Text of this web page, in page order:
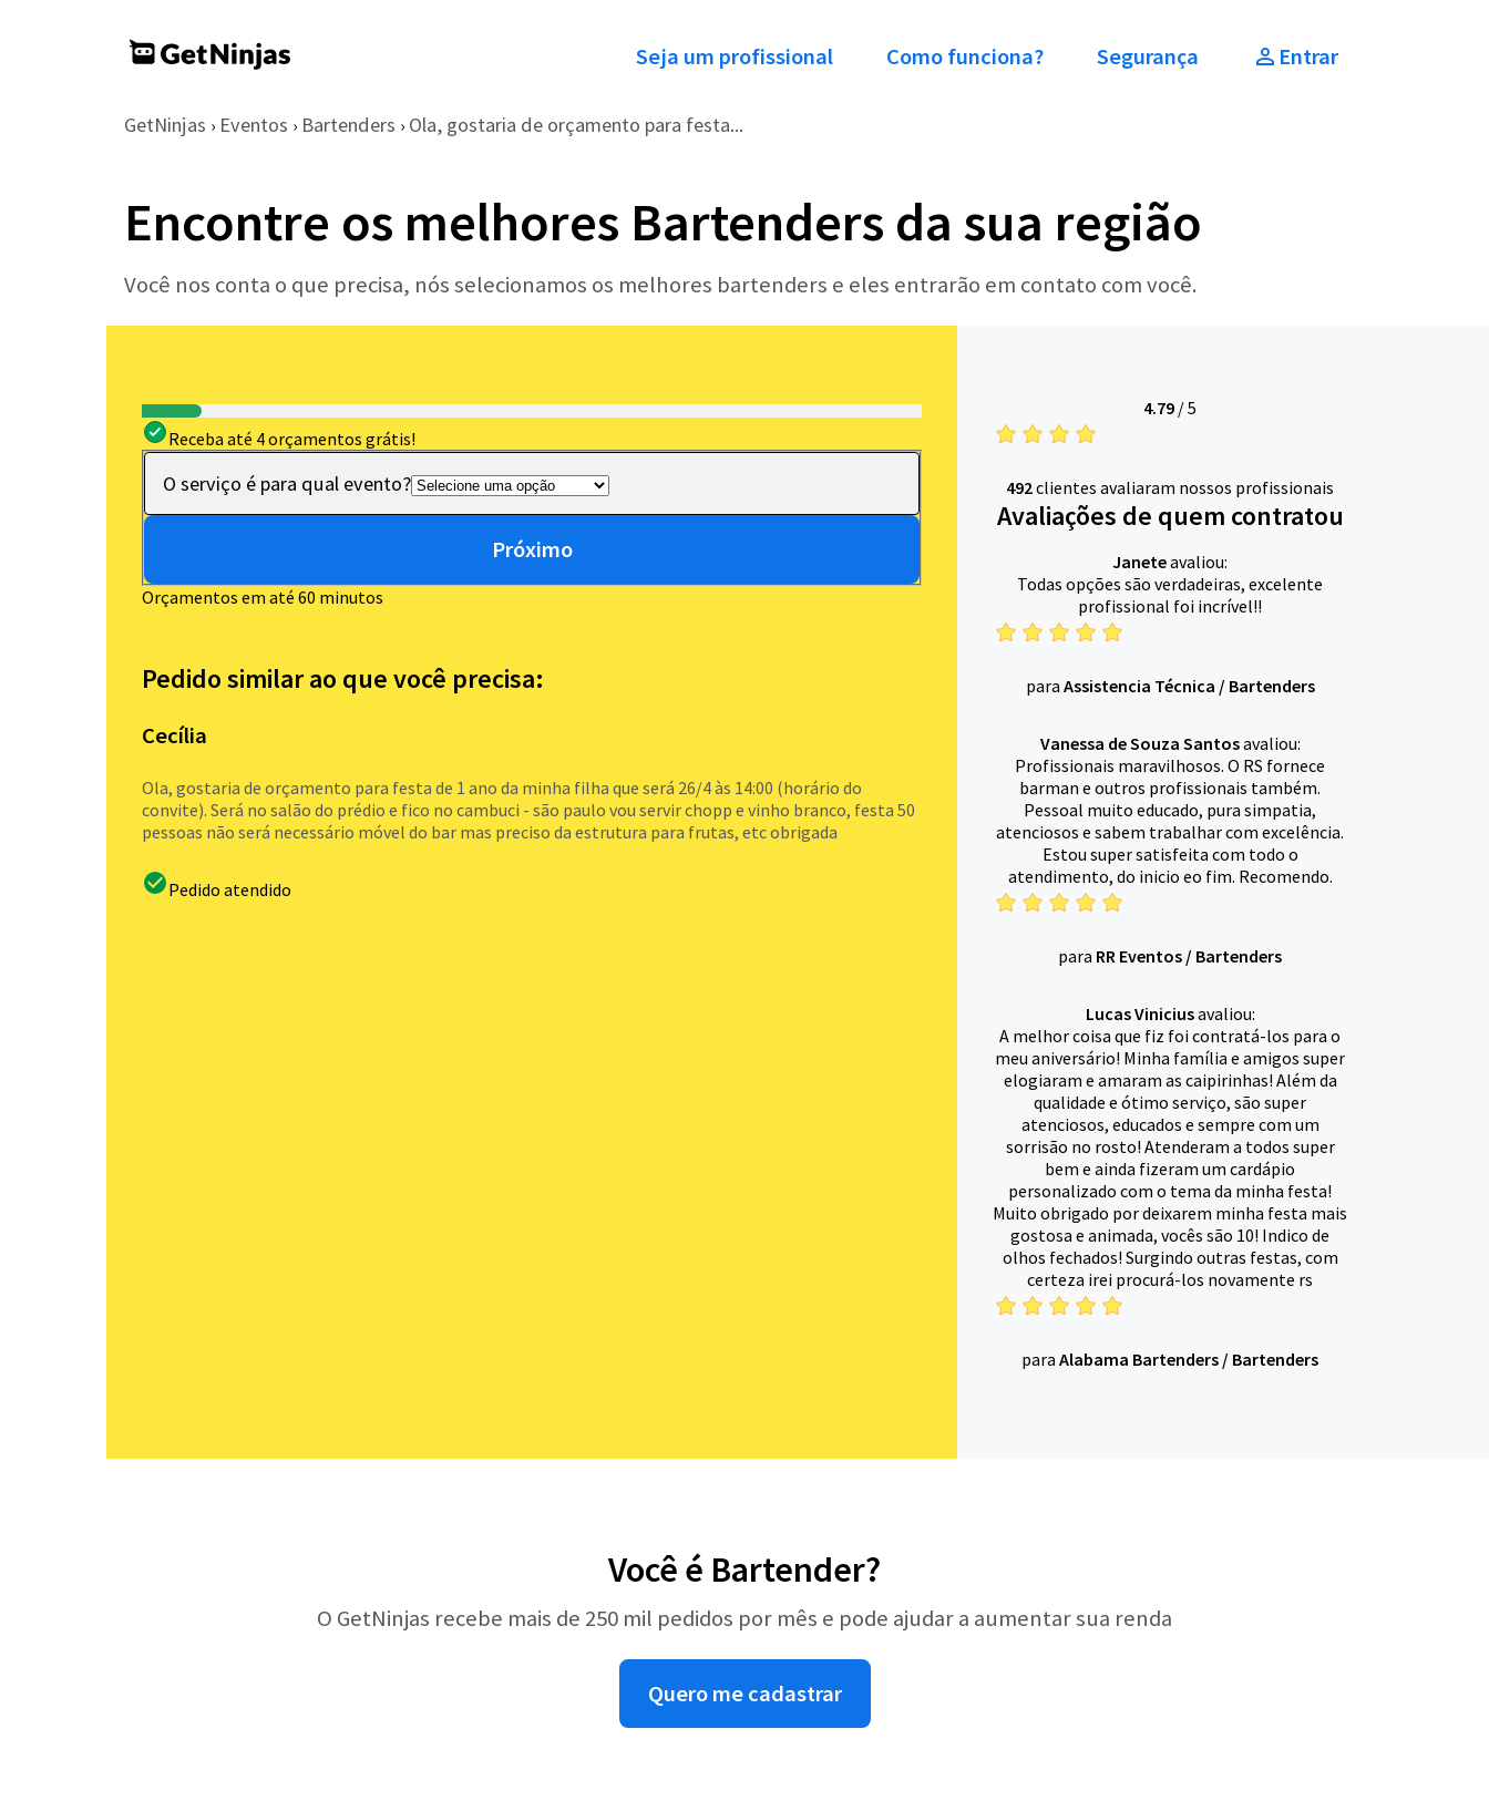
Seja um profissional Como funciona? Segurança Entrar
GetNinjas › Eventos › Bartenders › Ola, gostaria de orçamento para festa...
Encontre os melhores Bartenders da sua região
Você nos conta o que precisa, nós selecionamos os melhores bartenders e eles entrarão em contato com você.
Receba até 4 orçamentos grátis!
O serviço é para qual evento?
Próximo
Orçamentos em até 60 minutos
Pedido similar ao que você precisa:
Cecília
Ola, gostaria de orçamento para festa de 1 ano da minha filha que será 26/4 às 14:00 (horário do
convite). Será no salão do prédio e fico no cambuci - são paulo vou servir chopp e vinho branco, festa 50
pessoas não será necessário móvel do bar mas preciso da estrutura para frutas, etc obrigada
Pedido atendido
4.79 /5
492clientes avaliaram nossos profissionais
Avaliações de quem contratou
Janeteavaliou:
Todas opções são verdadeiras, excelente
profissional foi incrível!!
para Assistencia Técnica / Bartenders
Vanessa de Souza Santosavaliou:
Profissionais maravilhosos. O RS fornece
barman e outros profissionais também.
Pessoal muito educado, pura simpatia,
atenciosos e sabem trabalhar com excelência.
Estou super satisfeita com todo o
atendimento, do inicio eo fim. Recomendo.
para RR Eventos / Bartenders
Lucas Viniciusavaliou:
A melhor coisa que fiz foi contratá-los para o
meu aniversário! Minha família e amigos super
elogiaram e amaram as caipirinhas! Além da
qualidade e ótimo serviço, são super
atenciosos, educados e sempre com um
sorrisão no rosto! Atenderam a todos super
bem e ainda fizeram um cardápio
personalizado com o tema da minha festa!
Muito obrigado por deixarem minha festa mais
gostosa e animada, vocês são 10! Indico de
olhos fechados! Surgindo outras festas, com
certeza irei procurá-los novamente rs
para Alabama Bartenders / Bartenders
Você é Bartender?
O GetNinjas recebe mais de 250 mil pedidos por mês e pode ajudar a aumentar sua renda
Quero me cadastrar